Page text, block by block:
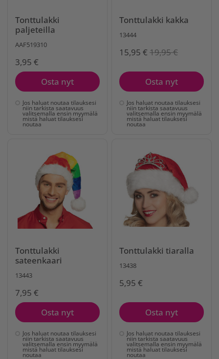
Tonttulakki
paljeteilla
AAF519310
3,95 €
Osta nyt
Jos haluat noutaa tilauksesi
niin tarkista saatavuus
valitsemalla ensin myymälä
mistä haluat tilauksesi
noutaa
Tonttulakki kakka
13444
15,95 € 19,95 €
Osta nyt
Jos haluat noutaa tilauksesi
niin tarkista saatavuus
valitsemalla ensin myymälä
mistä haluat tilauksesi
noutaa
Tonttulakki
sateenkaari
13443
7,95 €
Osta nyt
Jos haluat noutaa tilauksesi
niin tarkista saatavuus
valitsemalla ensin myymälä
mistä haluat tilauksesi
noutaa
Tonttulakki tiaralla
13438
5,95 €
Osta nyt
Jos haluat noutaa tilauksesi
niin tarkista saatavuus
valitsemalla ensin myymälä
mistä haluat tilauksesi
noutaa